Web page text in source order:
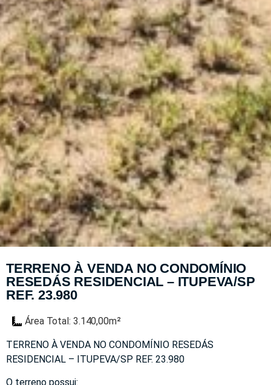
TERRENO À VENDA NO CONDOMÍNIO
RESEDÁS RESIDENCIAL – ITUPEVA/SP
REF. 23.980
Área Total: 3.140,00m²
TERRENO À VENDA NO CONDOMÍNIO RESEDÁS
RESIDENCIAL – ITUPEVA/SP REF. 23.980
O terreno possui: